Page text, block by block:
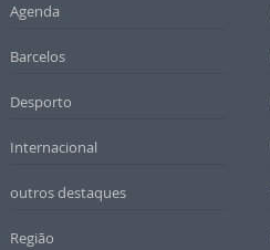
Agenda
Barcelos
Desporto
Internacional
outros destaques
Região